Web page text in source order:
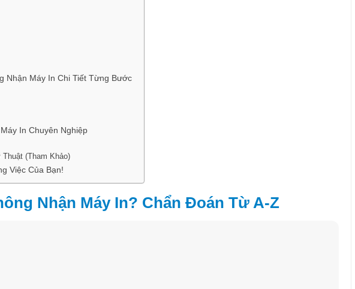
Nhận Máy In Chi Tiết Từng Bước
In Chuyên Nghiệp
(Tham Khảo)
Việc Của Bạn!
Nhận Máy In? Chẩn Đoán Từ A-Z